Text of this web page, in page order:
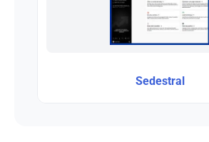
Sedestral